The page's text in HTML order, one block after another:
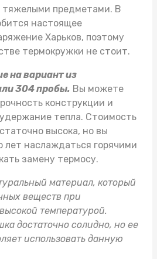
тяжелыми предметами. В
настоящее
Харьков, поэтому
термокружки не стоит.
на вариант из
304 пробы. Вы можете
конструкции и
тепла. Стоимость
высока, но вы
лет наслаждаться горячими
замену термосу.
материал, который
веществ при
температурой.
достаточно солидно, но ее
использовать данную